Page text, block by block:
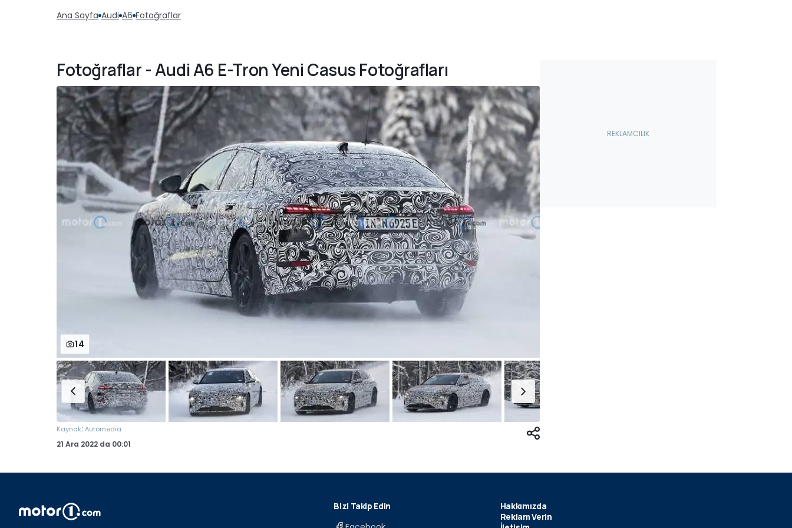
Ana Sayfa Audi A6 Fotoğraflar
Fotoğraflar - Audi A6 E-Tron Yeni Casus Fotoğrafları
14
Kaynak:Automedia
21 Ara 2022 da 00:01
Bizi Takip Edin
Hakkımızda
Reklam Verin